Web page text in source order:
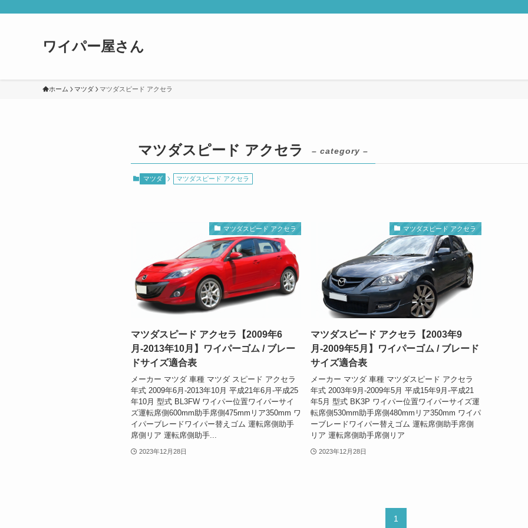
ワイパー屋さん
ホーム マツダ マツダスピード アクセラ
マツダスピード アクセラ – category –
マツダ マツダスピード アクセラ
マツダスピード アクセラ
マツダスピード アクセラ【2009年6
月-2013年10月】ワイパーゴム / ブレー
ドサイズ適合表
メーカー マツダ 車種 マツダ スピード アクセラ
年式 2009年6月-2013年10月 平成21年6月-平成25
年10月 型式 BL3FW ワイパー位置ワイパーサイ
ズ運転席側600mm助手席側475mmリア350mm ワ
イパーブレードワイパー替えゴム 運転席側助手
席側リア 運転席側助手...
2023年12月28日
マツダスピード アクセラ
マツダスピード アクセラ【2003年9
月-2009年5月】ワイパーゴム / ブレード
サイズ適合表
メーカー マツダ 車種 マツダスピード アクセラ
年式 2003年9月-2009年5月 平成15年9月-平成21
年5月 型式 BK3P ワイパー位置ワイパーサイズ運
転席側530mm助手席側480mmリア350mm ワイパ
ーブレードワイパー替えゴム 運転席側助手席側
リア 運転席側助手席側リア
2023年12月28日
1